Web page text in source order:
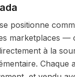
positionne
marketplaces —
à la
Chaque